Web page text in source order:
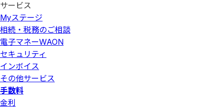
サービス
Myステージ
相続・税務のご相談
電子マネーWAON
セキュリティ
インボイス
その他サービス
手数料
金利